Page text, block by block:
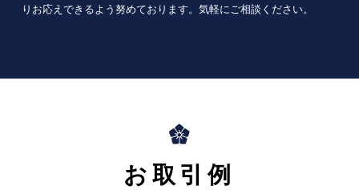
りお応えできるよう努めております。気軽にご相談ください。
お取引例